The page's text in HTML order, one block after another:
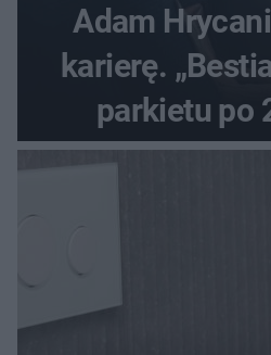
Adam
karierę.
parkietu po